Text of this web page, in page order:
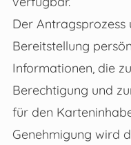
Der Antragsprozess
Bereitstellung
Informationen, die
Berechtigung und
für den
Genehmigung wird